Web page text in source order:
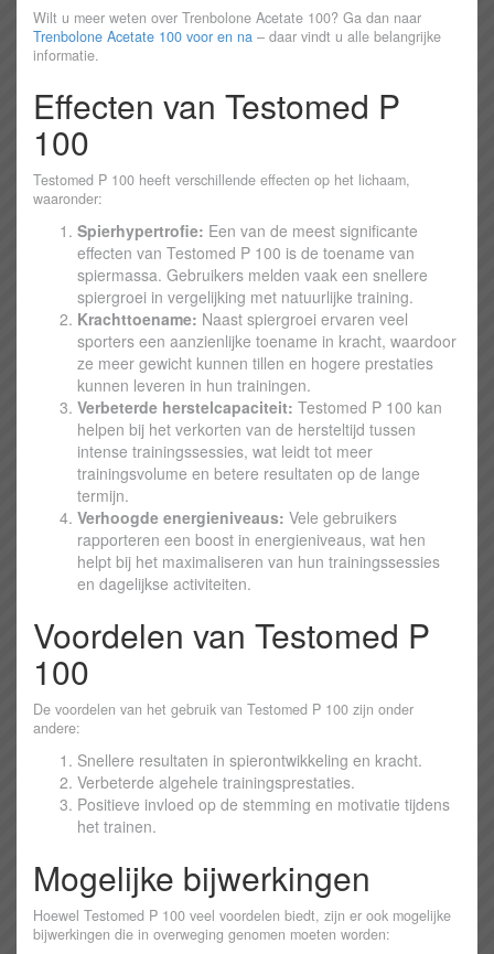
Wilt u meer weten over Trenbolone Acetate 100? Ga dan naar
Trenbolone Acetate 100 voor en na – daar vindt u alle belangrijke
informatie.
Effecten van Testomed P
100
Testomed P 100 heeft verschillende effecten op het lichaam,
waaronder:
Spierhypertrofie: Een van de meest significante
effecten van Testomed P 100 is de toename van
spiermassa. Gebruikers melden vaak een snellere
spiergroei in vergelijking met natuurlijke training.
Krachttoename: Naast spiergroei ervaren veel
sporters een aanzienlijke toename in kracht, waardoor
ze meer gewicht kunnen tillen en hogere prestaties
kunnen leveren in hun trainingen.
Verbeterde herstelcapaciteit: Testomed P 100 kan
helpen bij het verkorten van de hersteltijd tussen
intense trainingssessies, wat leidt tot meer
trainingsvolume en betere resultaten op de lange
termijn.
Verhoogde energieniveaus: Vele gebruikers
rapporteren een boost in energieniveaus, wat hen
helpt bij het maximaliseren van hun trainingssessies
en dagelijkse activiteiten.
Voordelen van Testomed P
100
De voordelen van het gebruik van Testomed P 100 zijn onder
andere:
Snellere resultaten in spierontwikkeling en kracht.
Verbeterde algehele trainingsprestaties.
Positieve invloed op de stemming en motivatie tijdens
het trainen.
Mogelijke bijwerkingen
Hoewel Testomed P 100 veel voordelen biedt, zijn er ook mogelijke
bijwerkingen die in overweging genomen moeten worden: